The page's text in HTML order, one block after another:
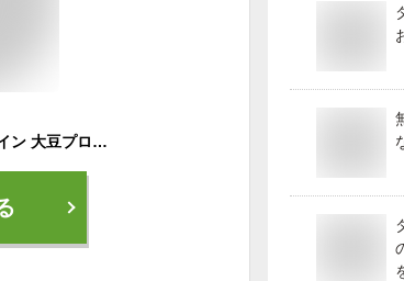
低糖質 低脂質 タンパク質90%以上 ソイプロテイン 大豆プロテイン 400g〜10kg 国内製造 人工甘味料不使用 香料 保存料不使用 無添加 粉末 ヘルシーベスト アミノ酸スコア100 非遺伝子組換大豆使用